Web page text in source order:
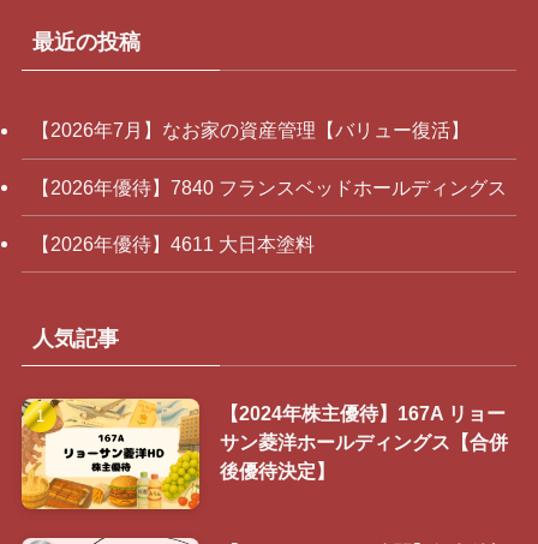
最近の投稿
【2026年7月】なお家の資産管理【バリュー復活】
【2026年優待】7840 フランスベッドホールディングス
【2026年優待】4611 大日本塗料
人気記事
【2024年株主優待】167A リョー
サン菱洋ホールディングス【合併
後優待決定】